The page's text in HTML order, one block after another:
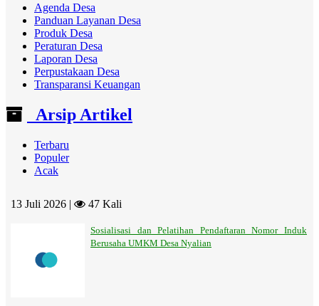
Agenda Desa
Panduan Layanan Desa
Produk Desa
Peraturan Desa
Laporan Desa
Perpustakaan Desa
Transparansi Keuangan
Arsip Artikel
Terbaru
Populer
Acak
13 Juli 2026 | 47 Kali
Sosialisasi dan Pelatihan Pendaftaran Nomor Induk
Berusaha UMKM Desa Nyalian